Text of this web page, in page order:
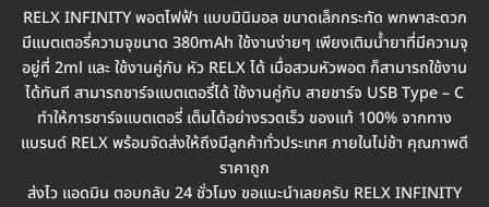
RELX INFINITY พอตไฟฟ้า แบบมินิมอล ขนาดเล็กกระทัด พกพาสะดวก
มีแบตเตอรี่ความจุขนาด 380mAh ใช้งานง่ายๆ เพียงเติมน้ำยาที่มีความจุ
อยู่ที่ 2ml และ ใช้งานคู่กับ หัว RELX ได้ เมื่อสวมหัวพอต ก็สามารถใช้งาน
ได้ทันที สามารถชาร์จแบตเตอรี่ได้ ใช้งานคู่กับ สายชาร์จ USB Type – C
ทำให้การชาร์จแบตเตอรี่ เต็มได้อย่างรวดเร็ว ของแท้ 100% จากทาง
แบรนด์ RELX พร้อมจัดส่งให้ถึงมีลูกค้าทั่วประเทศ ภายในไม่ช้า คุณภาพดี
ราคาถูก
ส่งไว แอดมิน ตอบกลับ 24 ชั่วโมง ขอแนะนำเลยครับ RELX INFINITY